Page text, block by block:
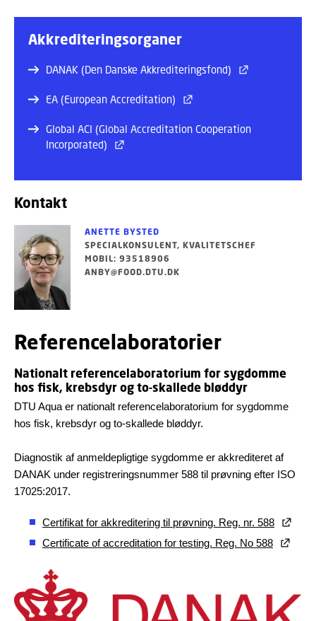
Akkrediteringsorganer
DANAK (Den Danske Akkrediteringsfond)
EA (European Accreditation)
Global ACI (Global Accreditation Cooperation
Incorporated)
Kontakt
ANETTE BYSTED
SPECIALKONSULENT, KVALITETSCHEF
MOBIL: 93518906
ANBY@FOOD.DTU.DK
Referencelaboratorier
Nationalt referencelaboratorium for sygdomme
hos fisk, krebsdyr og to-skallede bløddyr
DTU Aqua er nationalt referencelaboratorium for sygdomme
hos fisk, krebsdyr og to-skallede bløddyr.
Diagnostik af anmeldepligtige sygdomme er akkrediteret af
DANAK under registreringsnummer 588 til prøvning efter ISO
17025:2017.
Certifikat for akkreditering til prøvning. Reg. nr. 588
Certificate of accreditation for testing. Reg. No 588